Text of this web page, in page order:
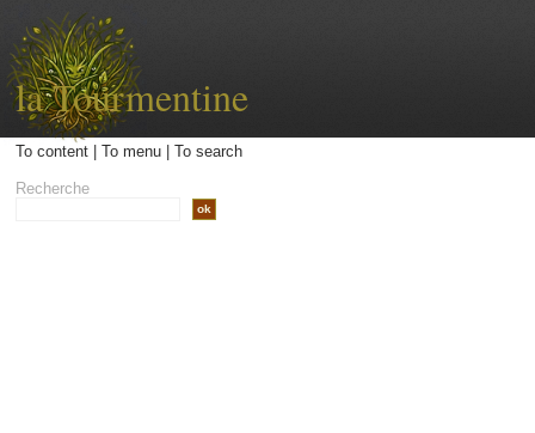
la Tourmentine
To content| To menu| To search
Recherche